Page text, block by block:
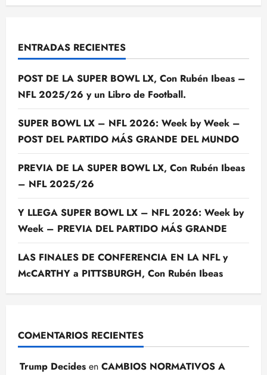
ENTRADAS RECIENTES
POST DE LA SUPER BOWL LX, Con Rubén Ibeas –
NFL 2025/26 y un Libro de Football.
SUPER BOWL LX – NFL 2026: Week by Week –
POST DEL PARTIDO MÁS GRANDE DEL MUNDO
PREVIA DE LA SUPER BOWL LX, Con Rubén Ibeas
– NFL 2025/26
Y LLEGA SUPER BOWL LX – NFL 2026: Week by
Week – PREVIA DEL PARTIDO MÁS GRANDE
LAS FINALES DE CONFERENCIA EN LA NFL y
McCARTHY a PITTSBURGH, Con Rubén Ibeas
COMENTARIOS RECIENTES
Trump Decides en CAMBIOS NORMATIVOS A